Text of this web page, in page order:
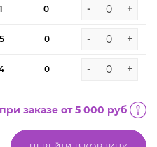
1 0 - +
5 0 - +
0 - +
заказе от 5 000 руб